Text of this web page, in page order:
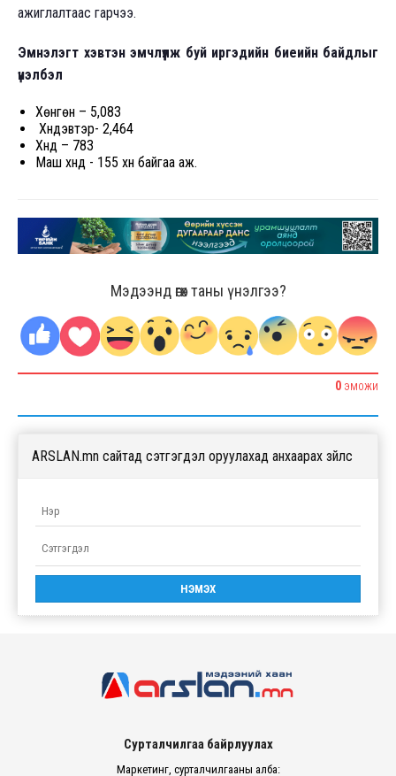
ажиглалтаас гарчээ.
Эмнэлэгт хэвтэн эмчлүүлж буй иргэдийн биеийн байдлыг
үнэлбэл
Хөнгөн – 5,083
Хүндэвтэр- 2,464
Хүнд – 783
Маш хүнд - 155 хүн байгаа аж.
Мэдээнд өгөх таны үнэлгээ?
0 ЭМОЖИ
ARSLAN.mn сайтад сэтгэгдэл оруулахад анхаарах зүйлс
Сурталчилгаа байрлуулах
Маркетинг, сурталчилгааны алба: